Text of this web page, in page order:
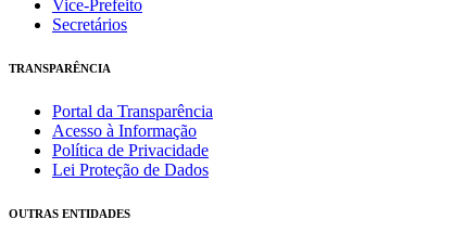
Vice-Prefeito
Secretários
TRANSPARÊNCIA
Portal da Transparência
Acesso à Informação
Política de Privacidade
Lei Proteção de Dados
OUTRAS ENTIDADES